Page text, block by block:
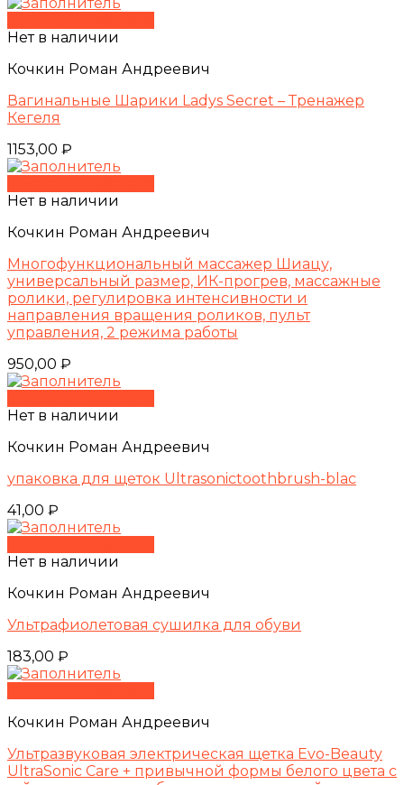
Нет в наличии
Кочкин Роман Андреевич
Вагинальные Шарики Ladys Secret – Тренажер
Кегеля
1153,00 ₽
Нет в наличии
Кочкин Роман Андреевич
Многофункциональный массажер Шиацу,
универсальный размер, ИК-прогрев, массажные
ролики, регулировка интенсивности и
направления вращения роликов, пульт
управления, 2 режима работы
950,00 ₽
Нет в наличии
Кочкин Роман Андреевич
упаковка для щеток Ultrasonictoothbrush-blac
41,00 ₽
Нет в наличии
Кочкин Роман Андреевич
Ультрафиолетовая сушилка для обуви
183,00 ₽
Кочкин Роман Андреевич
Ультразвуковая электрическая щетка Evo-Beauty
UltraSonic Care + привычной формы белого цвета с